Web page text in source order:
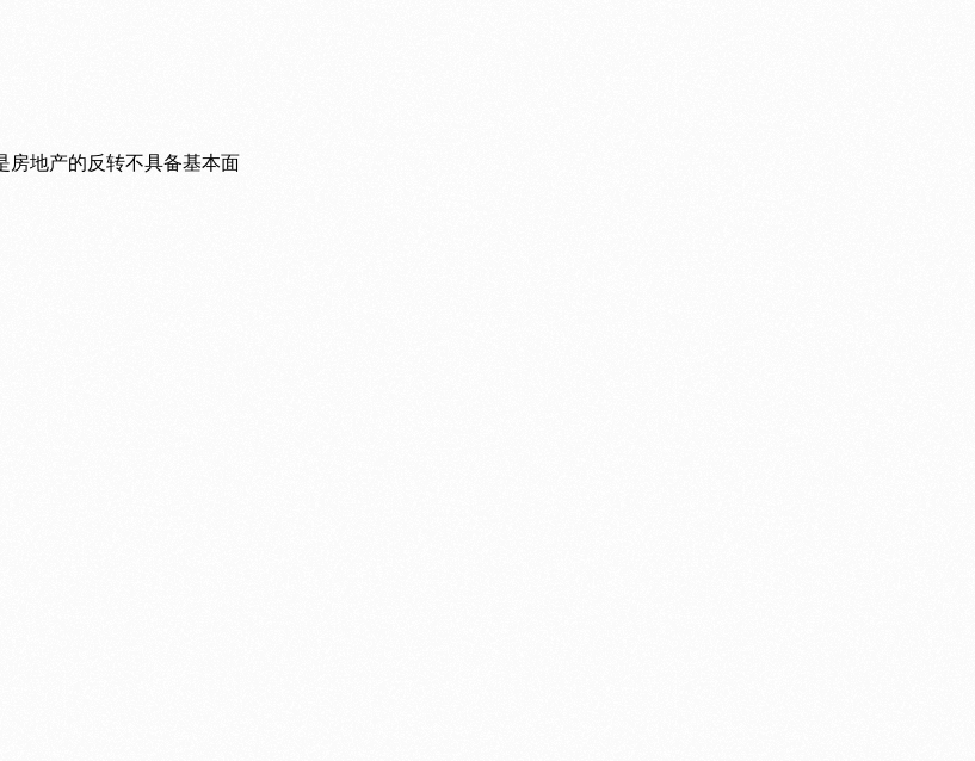
房地产的反转不具备基本面